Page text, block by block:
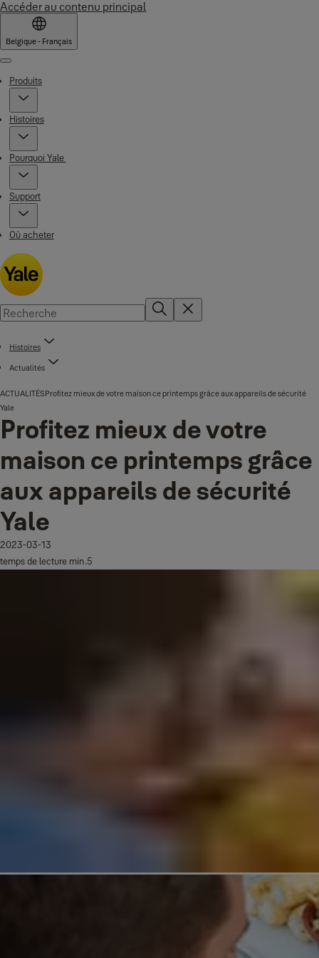
Accéder au contenu principal
Belgique - Français
Menu
Produits
Histoires
Pourquoi Yale
Support
Où acheter
Histoires
Actualités
ACTUALITÉSProfitez mieux de votre maison ce printemps grâce aux appareils de sécurité
Yale
Profitez mieux de votre
maison ce printemps grâce
aux appareils de sécurité
Yale
2023-03-13
temps de lecture min.5